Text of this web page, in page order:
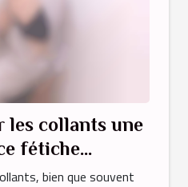
les collants une
fétiche
bien que souvent